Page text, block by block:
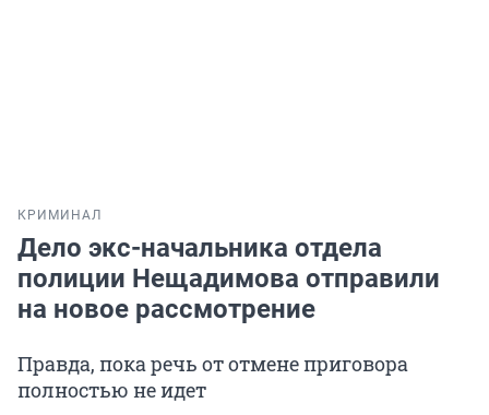
КРИМИНАЛ
Дело экс-начальника отдела
полиции Нещадимова отправили
на новое рассмотрение
Правда, пока речь от отмене приговора
полностью не идет